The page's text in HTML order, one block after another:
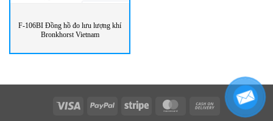
F-106BI Đồng hồ đo lưu lượng khí
Bronkhorst Vietnam
Visa PayPal Stripe MasterCardCash